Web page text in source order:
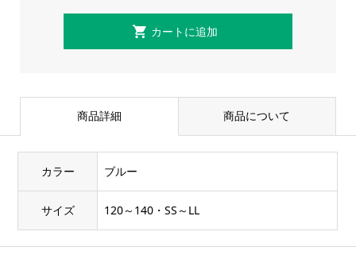
商品詳細 商品について
カラー ブルー
サイズ 120～140・SS～LL